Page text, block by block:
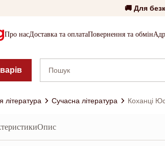
🚚 Для
Про насДоставка та оплатаПовернення та обмін
література Сучасна література Коханці
Опис